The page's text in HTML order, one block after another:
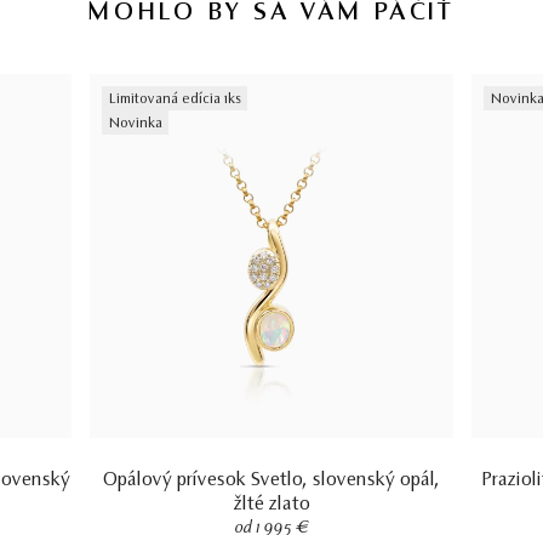
MOHLO BY SA VÁM PÁČIŤ
Limitovaná edícia 1ks
Novinka
Opálový prívesok Svetlo, slovenský opál,
žlté zlato
od 1 995 €
Novinka